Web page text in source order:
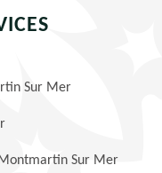
Sur Mer
Sur Mer